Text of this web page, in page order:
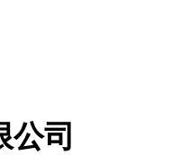
公司